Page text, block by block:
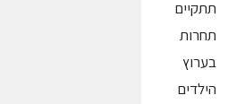
תתקיים
תחרות
בערוץ
הילדים